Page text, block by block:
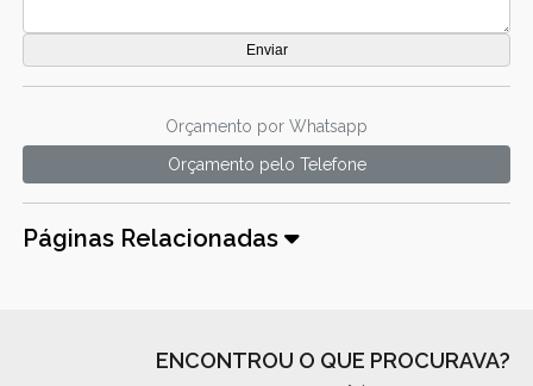
Orçamento por Whatsapp
Orçamento pelo Telefone
Páginas Relacionadas
ENCONTROU O QUE PROCURAVA?